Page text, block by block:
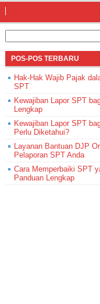
untuk:
POS-POS TERBARU
Hak-Hak Wajib Pajak
SPT
Kewajiban Lapor SPT
Lengkap
Kewajiban Lapor SPT
Perlu Diketahui?
Layanan Bantuan DJP
Pelaporan SPT Anda
Cara Memperbaiki SPT
Panduan Lengkap